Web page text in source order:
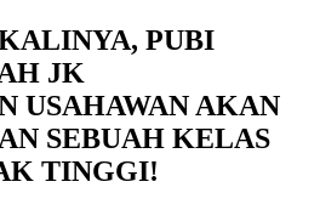
PUBI
JK
USAHAWAN AKAN
SEBUAH KELAS
TINGGI!